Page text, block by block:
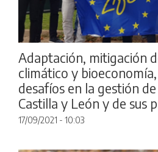
Adaptación, mitigación
climático y
desafíos en la gestión
Castilla y León y de sus
17/09/2021 - 10:03